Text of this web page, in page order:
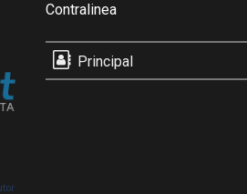
Contralinea
Principal